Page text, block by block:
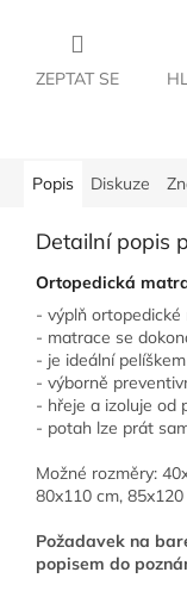
ZEPTAT SE
Popis Diskuze
Detailní popis
Ortopedická
- výplň
- matrace se
- je ideální
- výborně
- hřeje a izoluje od
- potah lze prát
Možné rozměry:
80x110 cm,
Požadavek na
popisem do